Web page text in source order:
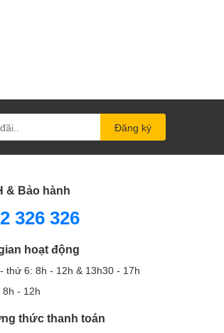
Đăng ký
& Bảo hành
326 326
hoạt động
thứ 6: 8h - 12h & 13h30 - 17h
- 12h
thức thanh toán